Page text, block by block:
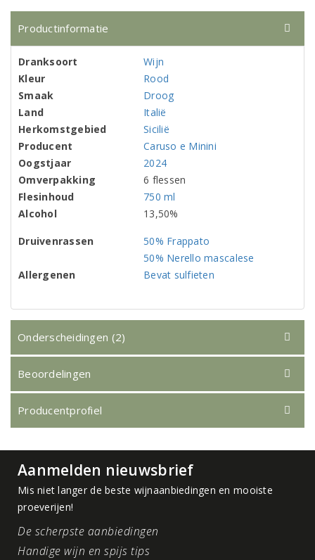
Productinformatie
Dranksoort
Wijn
Kleur
Rood
Smaak
Droog
Land
Italië
Herkomstgebied
Sicilië
Producent
Caruso e Minini
Oogstjaar
2024
Omverpakking
6 flessen
Flesinhoud
750 ml
Alcohol
13,50%
Druivenrassen
50% Frappato
50% Nerello mascalese
Allergenen
Bevat sulfieten
Onderscheidingen (2)
Beoordelingen
Producentprofiel
Aanmelden nieuwsbrief
Mis niet langer de beste wijnaanbiedingen en mooiste
proeverijen!
De scherpste aanbiedingen
Handige wijn en spijs tips